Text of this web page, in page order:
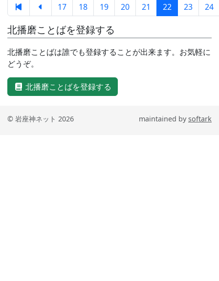
17 18 19 20 21 22 23 24
北播磨ことばを登録する
北播磨ことばは誰でも登録することが出来ます。お気軽に
どうぞ。
北播磨ことばを登録する
© 岩座神ネット 2026 maintained bysoftark